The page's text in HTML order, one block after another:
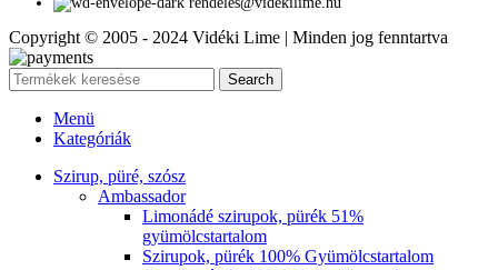
Copyright © 2005 - 2024 Vidéki Lime | Minden jog fenntartva
Search
Menü
Kategóriák
Szirup, püré, szósz
Ambassador
Limonádé szirupok, pürék 51%
gyümölcstartalom
Szirupok, pürék 100% Gyümölcstartalom